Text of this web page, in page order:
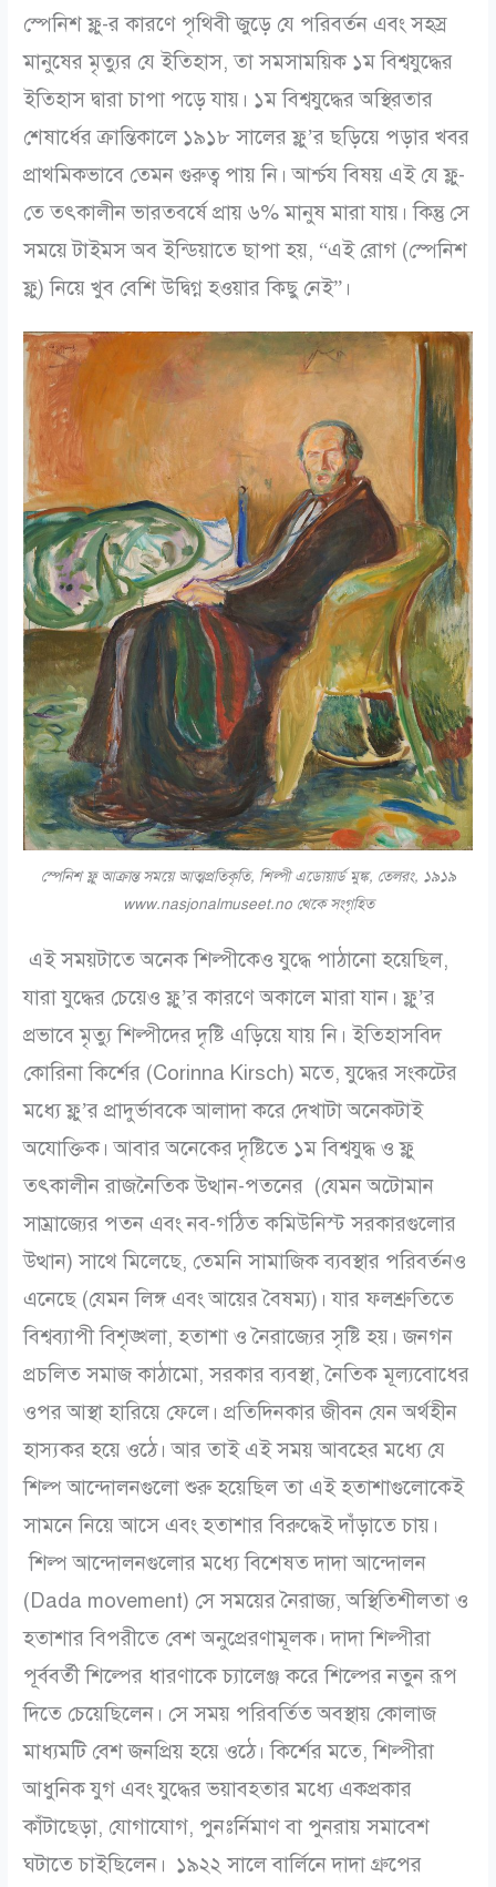
স্পেনিশ ফ্লু-র কারণে পৃথিবী জুড়ে যে পরিবর্তন এবং সহস্র
মানুষের মৃত্যুর যে ইতিহাস, তা সমসাময়িক ১ম বিশ্বযুদ্ধের
ইতিহাস দ্বারা চাপা পড়ে যায়। ১ম বিশ্বযুদ্ধের অস্থিরতার
শেষার্ধের ক্রান্তিকালে ১৯১৮ সালের ফ্লু’র ছড়িয়ে পড়ার খবর
প্রাথমিকভাবে তেমন গুরুত্ব পায় নি। আর্শ্চয বিষয় এই যে ফ্লু-
তে তৎকালীন ভারতবর্ষে প্রায় ৬% মানুষ মারা যায়। কিন্তু সে
সময়ে টাইমস অব ইন্ডিয়াতে ছাপা হয়, “এই রোগ (স্পেনিশ
ফ্লু) নিয়ে খুব বেশি উদ্বিগ্ন হওয়ার কিছু নেই”।
স্পেনিশ ফ্লু আক্রান্ত সময়ে আত্মপ্রতিকৃতি, শিল্পী এডোয়ার্ড মুঙ্ক, তেলরং, ১৯১৯
www.nasjonalmuseet.no থেকে সংগৃহিত
এই সময়টাতে অনেক শিল্পীকেও যুদ্ধে পাঠানো হয়েছিল,
যারা যুদ্ধের চেয়েও ফ্লু’র কারণে অকালে মারা যান। ফ্লু’র
প্রভাবে মৃত্যু শিল্পীদের দৃষ্টি এড়িয়ে যায় নি। ইতিহাসবিদ
কোরিনা কির্শের (Corinna Kirsch) মতে, যুদ্ধের সংকটের
মধ্যে ফ্লু’র প্রাদুর্ভাবকে আলাদা করে দেখাটা অনেকটাই
অযোক্তিক। আবার অনেকের দৃষ্টিতে ১ম বিশ্বযুদ্ধ ও ফ্লু
তৎকালীন রাজনৈতিক উত্থান-পতনের (যেমন অটোমান
সাম্রাজ্যের পতন এবং নব-গঠিত কমিউনিস্ট সরকারগুলোর
উত্থান) সাথে মিলেছে, তেমনি সামাজিক ব্যবস্থার পরিবর্তনও
এনেছে (যেমন লিঙ্গ এবং আয়ের বৈষম্য)। যার ফলশ্রুতিতে
বিশ্বব্যাপী বিশৃঙ্খলা, হতাশা ও নৈরাজ্যের সৃষ্টি হয়। জনগন
প্রচলিত সমাজ কাঠামো, সরকার ব্যবস্থা, নৈতিক মূল্যবোধের
ওপর আস্থা হারিয়ে ফেলে। প্রতিদিনকার জীবন যেন অর্থহীন
হাস্যকর হয়ে ওঠে। আর তাই এই সময় আবহের মধ্যে যে
শিল্প আন্দোলনগুলো শুরু হয়েছিল তা এই হতাশাগুলোকেই
সামনে নিয়ে আসে এবং হতাশার বিরুদ্ধেই দাঁড়াতে চায়।
শিল্প আন্দোলনগুলোর মধ্যে বিশেষত দাদা আন্দোলন
(Dada movement) সে সময়ের নৈরাজ্য, অস্থিতিশীলতা ও
হতাশার বিপরীতে বেশ অনুপ্রেরণামূলক। দাদা শিল্পীরা
পূর্ববর্তী শিল্পের ধারণাকে চ্যালেঞ্জ করে শিল্পের নতুন রূপ
দিতে চেয়েছিলেন। সে সময় পরিবর্তিত অবস্থায় কোলাজ
মাধ্যমটি বেশ জনপ্রিয় হয়ে ওঠে। কির্শের মতে, শিল্পীরা
আধুনিক যুগ এবং যুদ্ধের ভয়াবহতার মধ্যে একপ্রকার
কাঁটাছেড়া, যোগাযোগ, পুনঃর্নিমাণ বা পুনরায় সমাবেশ
ঘটাতে চাইছিলেন। ১৯২২ সালে বার্লিনে দাদা গ্রুপের